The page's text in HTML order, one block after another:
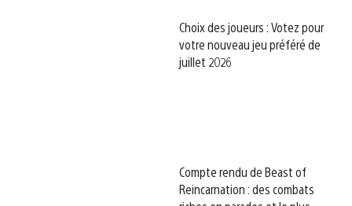
Choix des joueurs : Votez pour
votre nouveau jeu préféré de
juillet 2026
Compte rendu de Beast of
Reincarnation : des combats